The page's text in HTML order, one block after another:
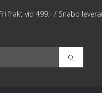
frakt vid 499:- / Snabb